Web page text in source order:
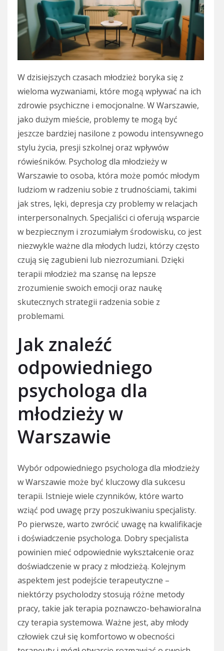
W dzisiejszych czasach młodzież boryka się z
wieloma wyzwaniami, które mogą wpływać na ich
zdrowie psychiczne i emocjonalne. W Warszawie,
jako dużym mieście, problemy te mogą być
jeszcze bardziej nasilone z powodu intensywnego
stylu życia, presji szkolnej oraz wpływów
rówieśników. Psycholog dla młodzieży w
Warszawie to osoba, która może pomóc młodym
ludziom w radzeniu sobie z trudnościami, takimi
jak stres, lęki, depresja czy problemy w relacjach
interpersonalnych. Specjaliści ci oferują wsparcie
w bezpiecznym i zrozumiałym środowisku, co jest
niezwykle ważne dla młodych ludzi, którzy często
czują się zagubieni lub niezrozumiani. Dzięki
terapii młodzież ma szansę na lepsze
zrozumienie swoich emocji oraz naukę
skutecznych strategii radzenia sobie z
problemami.
Jak znaleźć
odpowiedniego
psychologa dla
młodzieży w
Warszawie
Wybór odpowiedniego psychologa dla młodzieży
w Warszawie może być kluczowy dla sukcesu
terapii. Istnieje wiele czynników, które warto
wziąć pod uwagę przy poszukiwaniu specjalisty.
Po pierwsze, warto zwrócić uwagę na kwalifikacje
i doświadczenie psychologa. Dobry specjalista
powinien mieć odpowiednie wykształcenie oraz
doświadczenie w pracy z młodzieżą. Kolejnym
aspektem jest podejście terapeutyczne –
niektórzy psycholodzy stosują różne metody
pracy, takie jak terapia poznawczo-behawioralna
czy terapia systemowa. Ważne jest, aby młody
człowiek czuł się komfortowo w obecności